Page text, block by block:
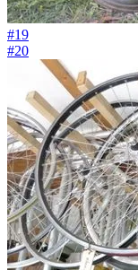
#19
#20